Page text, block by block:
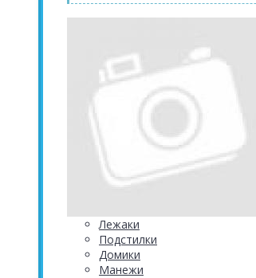
Лежаки
Подстилки
Домики
Манежи